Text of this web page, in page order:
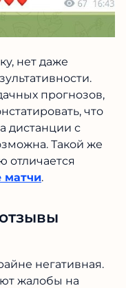
нет даже
прогнозов,
что
дистанции с
Такой же
отличается
матчи.
негативная.
жалобы на